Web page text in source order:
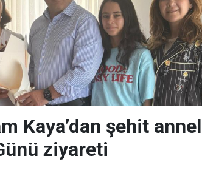
Kaya’dan şehit
ziyareti